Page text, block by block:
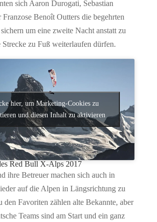
sich Aaron Durogati, Sebastian
Benoît Outters die begehrten
um eine zweite Nacht anstatt zu
Strecke zu Fuß weiterlaufen dürfen.
hier, um Marketing-Cookies zu
und diesen Inhalt zu aktivieren
Red Bull X-Alps 2017
ihre Betreuer machen sich auch in
auf die Alpen in Längsrichtung zu
den Favoriten zählen alte Bekannte, aber
Teams sind am Start und ein ganz